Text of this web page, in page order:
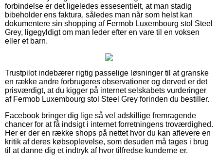
forbindelse er det ligeledes essesentielt, at man stadig
bibeholder ens faktura, således man når som helst kan
dokumentere sin shopping af Fermob Luxembourg stol Steel
Grey, ligegyldigt om man leder efter en vare til en voksen
eller et barn.
Trustpilot indebærer rigtig passelige løsninger til at granske
en række andre forbrugeres observationer og derved er det
prisværdigt, at du kigger på internet selskabets vurderinger
af Fermob Luxembourg stol Steel Grey forinden du bestiller.
Facebook bringer dig lige så vel adskillige fremragende
chancer for at få indsigt i internet forretningens troværdighed.
Her er der en række shops på nettet hvor du kan aflevere en
kritik af deres købsoplevelse, som desuden må tages i brug
til at danne dig et indtryk af hvor tilfredse kunderne er.